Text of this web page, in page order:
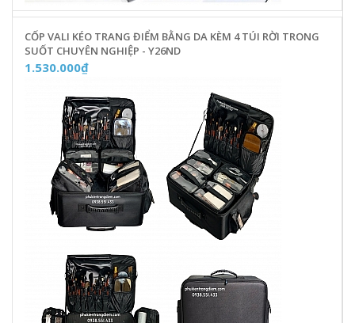
CỐP VALI KÉO TRANG ĐIỂM BẰNG DA KÈM 4 TÚI RỜI TRONG
SUỐT CHUYÊN NGHIỆP - Y26ND
1.530.000₫